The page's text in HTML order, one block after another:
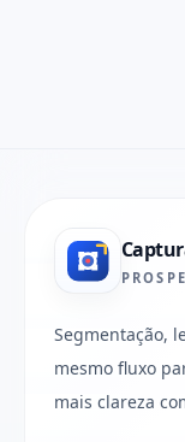
Segmentação,
mesmo fluxo
mais clareza